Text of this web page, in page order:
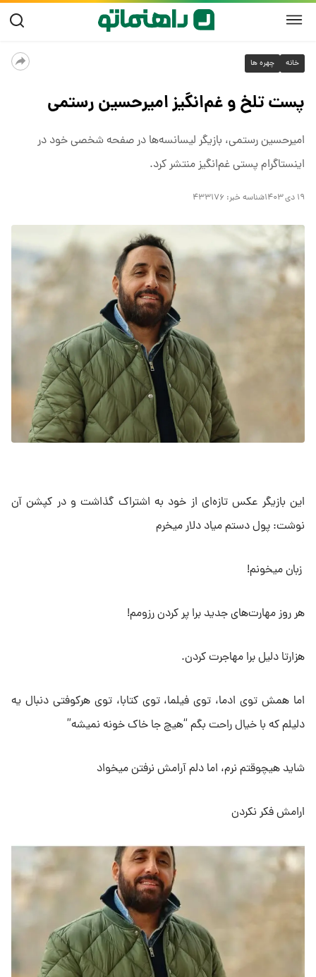
خانه چهره ها
پست تلخ و غم‌انگیز امیرحسین رستمی
امیرحسین رستمی، بازیگر لیسانسه‌ها در صفحه شخصی خود در
اینستاگرام پستی غم‌انگیز منتشر کرد.
۱۹ دی ۱۴۰۳ شناسه خبر: ۴۳۳۱۷۶
این بازیگر عکس تازه‌ای از خود به اشتراک گذاشت و در کپشن آن
نوشت: پول دستم میاد دلار میخرم
زبان میخونم!
هر روز مهارت‌های جدید برا پر کردن رزومم!
هزارتا دلیل برا مهاجرت کردن.
اما همش توی ادما، توی فیلما، توی کتابا، توی هرکوفتی دنبال یه
دلیلم که با خیال راحت بگم “هیچ جا خاک خونه نمیشه”
شاید هیچوقتم نرم، اما دلم آرامش نرفتن میخواد
ارامش فکر نکردن